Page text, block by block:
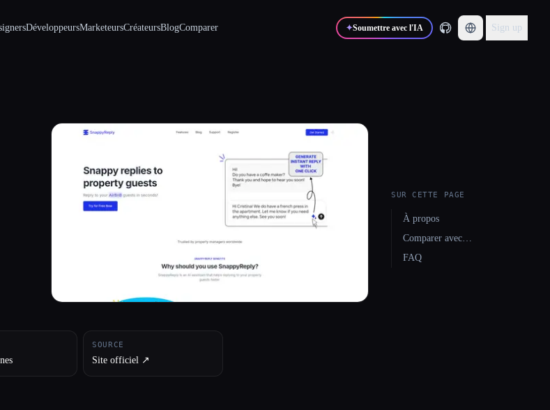
DéveloppeursMarketeursCréateursBlogComparer ✦Soumettre avec l'IA Sign up
SOURCE
Site officiel ↗︎
SUR CETTE PAGE
À propos
Comparer avec…
FAQ